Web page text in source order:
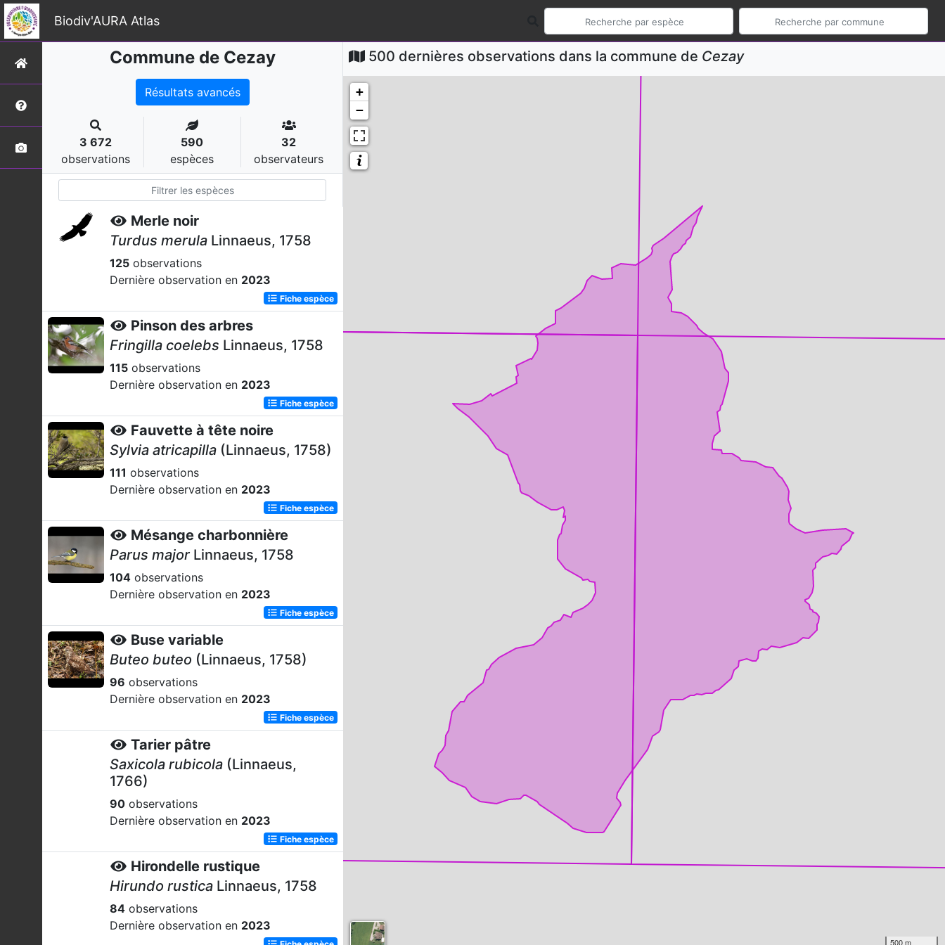
Biodiv'AURA Atlas
Commune de Cezay
Résultats avancés
3 672
observations
590
espèces
32
observateurs
Merle noir
Turdus merula Linnaeus, 1758
125 observations
Dernière observation en 2023
Fiche espèce
Pinson des arbres
Fringilla coelebs Linnaeus, 1758
115 observations
Dernière observation en 2023
Fiche espèce
Fauvette à tête noire
Sylvia atricapilla (Linnaeus, 1758)
111 observations
Dernière observation en 2023
Fiche espèce
Mésange charbonnière
Parus major Linnaeus, 1758
104 observations
Dernière observation en 2023
Fiche espèce
Buse variable
Buteo buteo (Linnaeus, 1758)
96 observations
Dernière observation en 2023
Fiche espèce
Tarier pâtre
Saxicola rubicola (Linnaeus,
1766)
90 observations
Dernière observation en 2023
Fiche espèce
Hirondelle rustique
Hirundo rustica Linnaeus, 1758
84 observations
Dernière observation en 2023
500 dernières observations dans la commune de Cezay
+
−
500 m